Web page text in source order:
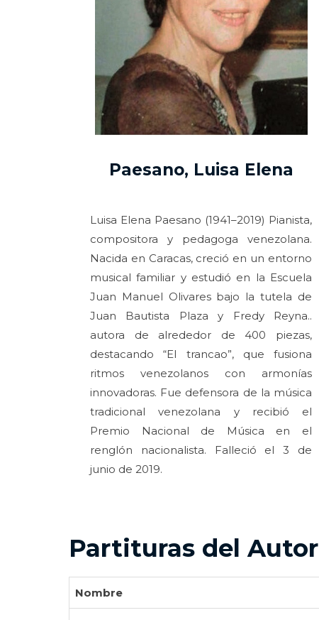
Paesano, Luisa Elena
Luisa Elena Paesano (1941–2019) Pianista,
compositora y pedagoga venezolana.
Nacida en Caracas, creció en un entorno
musical familiar y estudió en la Escuela
Juan Manuel Olivares bajo la tutela de
Juan Bautista Plaza y Fredy Reyna..
autora de alrededor de 400 piezas,
destacando “El trancao”, que fusiona
ritmos venezolanos con armonías
innovadoras. Fue defensora de la música
tradicional venezolana y recibió el
Premio Nacional de Música en el
renglón nacionalista. Falleció el 3 de
junio de 2019.
Partituras del Autor
Nombre